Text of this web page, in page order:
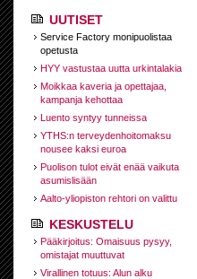
UUTISET
Service Factory monipuolistaa
opetusta
HYY vastustaa uutta urkintalakia
Moikkaa kaveria ja opettajaa,
kampanja kehottaa
Luento syntyy tunneissa
YTHS:n terveydenhoitomaksu
nousee kaksi euroa
Puolison tulot eivät enää vaikuta
asumislisään
Aalto-yliopiston rehtori on valittu
KESKUSTELU
Pääkirjoitus: Omaisuus pysyy,
omistajat muuttuvat
Virallinen totuus: Alun alku